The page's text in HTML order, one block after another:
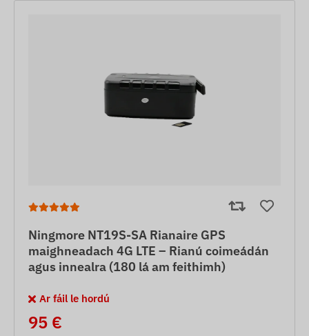
Ningmore NT19S-SA Rianaire GPS
maighneadach 4G LTE – Rianú coimeádán
agus innealra (180 lá am feithimh)
Ar fáil le hordú
95 €